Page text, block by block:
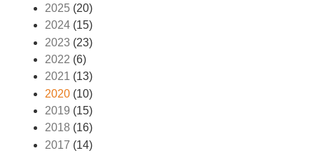
2025 (20)
2024 (15)
2023 (23)
2022 (6)
2021 (13)
2020 (10)
2019 (15)
2018 (16)
2017 (14)